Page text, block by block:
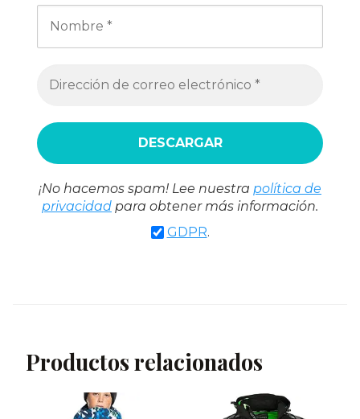
¡No hacemos spam! Lee nuestra política de
privacidad para obtener más información.
GDPR.
Productos relacionados